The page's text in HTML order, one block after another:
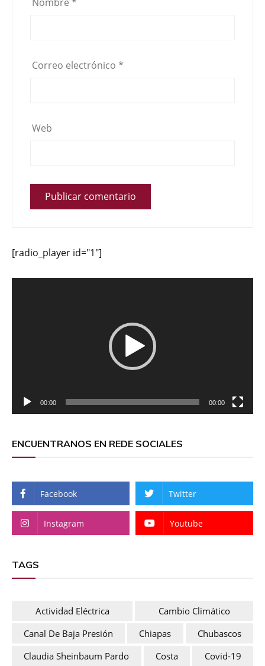
Correo electrónico *
Web
[radio_player id="1"]
00:00 00:00
ENCUENTRANOS EN REDE SOCIALES
Facebook Twitter
Instagram Youtube
TAGS
Actividad Eléctrica
Cambio Climático
Canal De Baja Presión
Chiapas
Chubascos
Claudia Sheinbaum Pardo
Costa
Covid-19